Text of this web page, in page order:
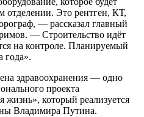
отделении. Это рентген, КТ,
— рассказал главный
— Строительство идёт
на контроле. Планируемый
года».
здравоохранения — одно
проекта
жизнь», который реализуется
Владимира Путина.